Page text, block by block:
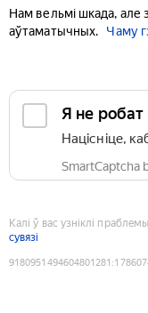
Нам вельмі шкада,
аўтаматычных.
Чаму
Я не робат
Націсніце,
SmartCaptcha
Калі ў вас узніклі
сувязі
9180951494604801281 :